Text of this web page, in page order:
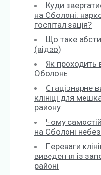
Куди
на Оболоні:
госпіталізація?
Що таке
(відео)
Як проходить
Оболонь
Стаціонарне
клініці для
району
Чому
на Оболоні
Переваги
виведення із
районі